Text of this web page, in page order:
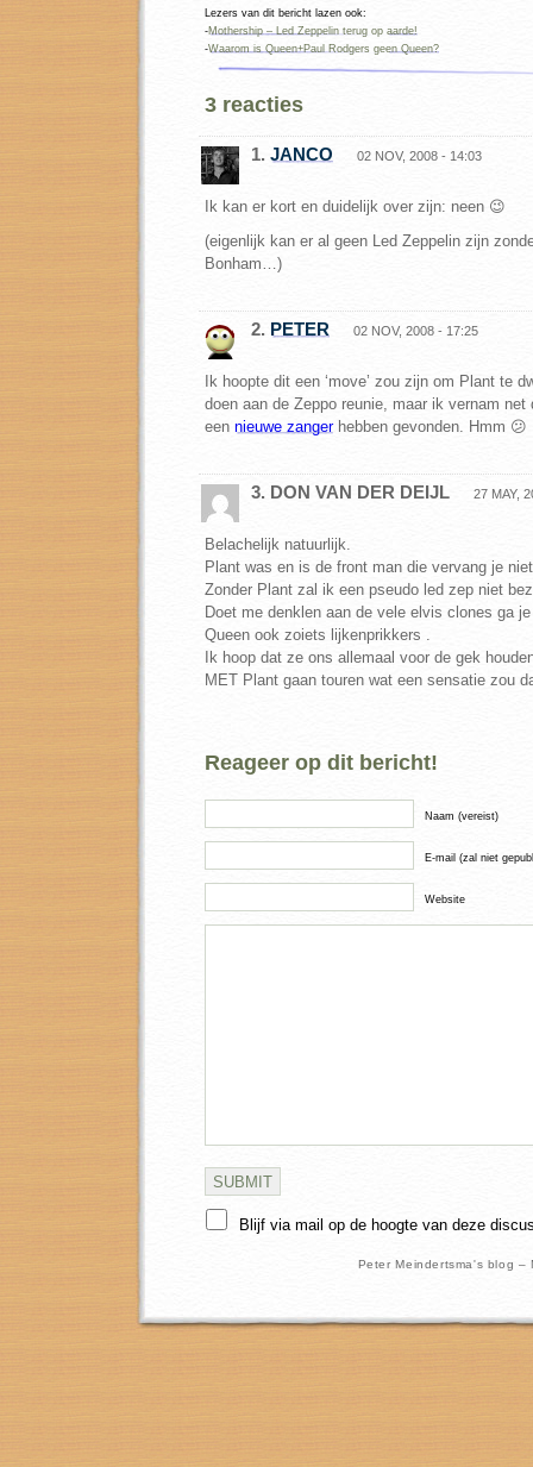
Lezers van dit bericht lazen ook:
-Mothership – Led Zeppelin terug op aarde!
-Waarom is Queen+Paul Rodgers geen Queen?
3 reacties
1. JANCO 02 NOV, 2008 - 14:03
Ik kan er kort en duidelijk over zijn: neen 😉
(eigenlijk kan er al geen Led Zeppelin zijn
Bonham…)
2. PETER 02 NOV, 2008 - 17:25
Ik hoopte dit een ‘move’ zou zijn om Plant te
doen aan de Zeppo reunie, maar ik vernam
een nieuwe zangerhebben gevonden. Hmm 😕
3. DON VAN DER DEIJL 27 MAY,
Belachelijk natuurlijk.
Plant was en is de front man die vervang je
Zonder Plant zal ik een pseudo led zep niet
Doet me denklen aan de vele elvis clones ga
Queen ook zoiets lijkenprikkers .
Ik hoop dat ze ons allemaal voor de gek
MET Plant gaan touren wat een sensatie zou
Reageer op dit bericht!
Naam (vereist)
E-mail (zal niet
Website
Blijf via mail op de hoogte van deze
Peter Meindertsma's blog